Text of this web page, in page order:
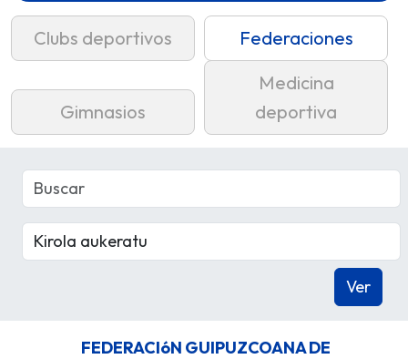
Clubs deportivos Federaciones
Gimnasios
Medicina
deportiva
FEDERACIóN GUIPUZCOANA DE